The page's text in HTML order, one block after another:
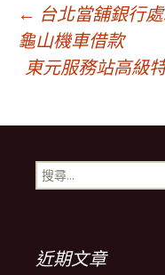
文
章
導
航
列
← 台北當舖銀行
龜山機車借款
東元服務站高級
搜
尋
近期文章